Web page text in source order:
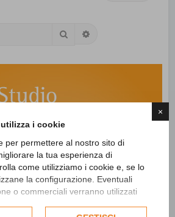
×
i cookie
per permettere al nostro sito di
la tua esperienza di
come utilizziamo i cookie e, se lo
la configurazione. Eventuali
o commerciali verranno utilizzati
Cerca